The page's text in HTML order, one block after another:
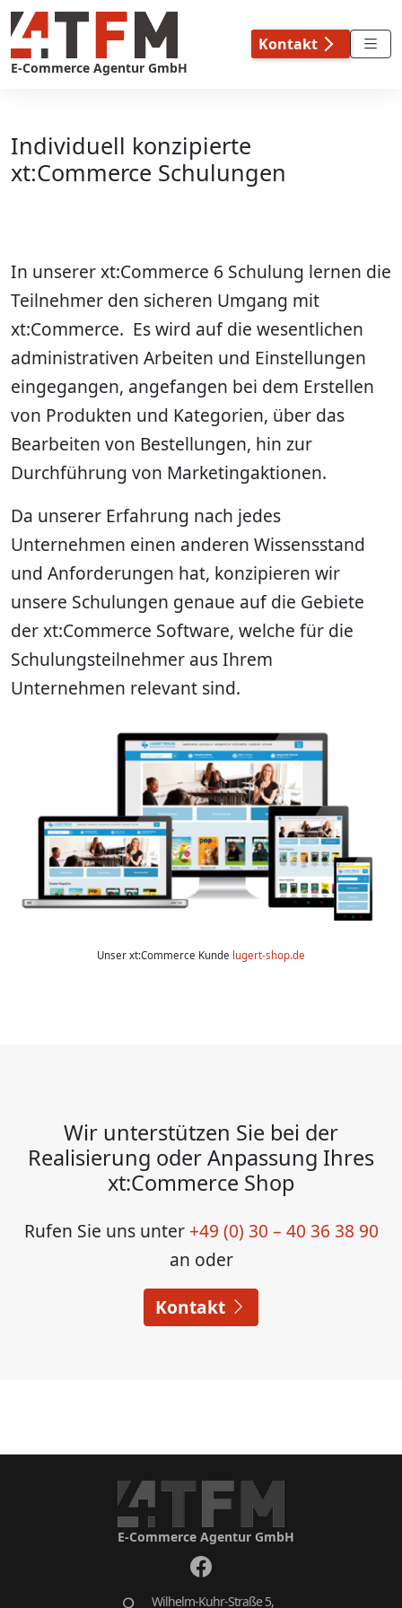
Skip
to
content
E-Commerce Agentur GmbH
Kontakt
Individuell konzipierte
xt:Commerce Schulungen
In unserer xt:Commerce 6 Schulung lernen die
Teilnehmer den sicheren Umgang mit
xt:Commerce. Es wird auf die wesentlichen
administrativen Arbeiten und Einstellungen
eingegangen, angefangen bei dem Erstellen
von Produkten und Kategorien, über das
Bearbeiten von Bestellungen, hin zur
Durchführung von Marketingaktionen.
Da unserer Erfahrung nach jedes
Unternehmen einen anderen Wissensstand
und Anforderungen hat, konzipieren wir
unsere Schulungen genaue auf die Gebiete
der xt:Commerce Software, welche für die
Schulungsteilnehmer aus Ihrem
Unternehmen relevant sind.
Unser xt:Commerce Kunde lugert-shop.de
Wir unterstützen Sie bei der
Realisierung oder Anpassung Ihres
xt:Commerce Shop
Rufen Sie uns unter +49 (0) 30 – 40 36 38 90
an oder
Kontakt
E-Commerce Agentur GmbH
Wilhelm-Kuhr-Straße 5,